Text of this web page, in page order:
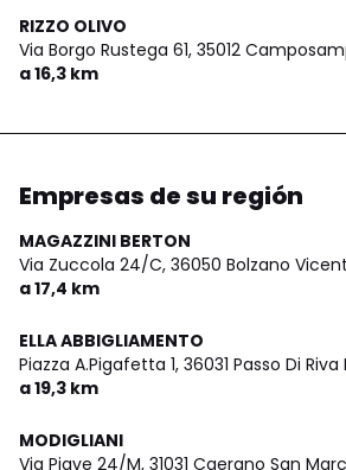
RIZZO OLIVO
Via Borgo Rustega 61, 35012
a 16,3 km
Empresas de su región
MAGAZZINI BERTON
Via Zuccola 24/C, 36050 Bolzano
a 17,4 km
ELLA ABBIGLIAMENTO
Piazza A.Pigafetta 1, 36031 Passo Di
a 19,3 km
MODIGLIANI
Via Piave 24/M, 31031 Caerano San